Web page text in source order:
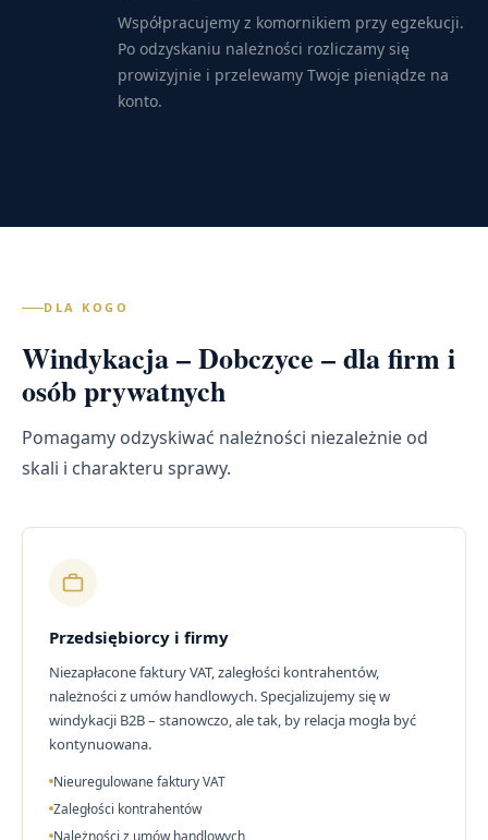
Współpracujemy z komornikiem przy egzekucji.
Po odzyskaniu należności rozliczamy się
prowizyjnie i przelewamy Twoje pieniądze na
konto.
DLA KOGO
Windykacja – Dobczyce – dla firm i
osób prywatnych
Pomagamy odzyskiwać należności niezależnie od
skali i charakteru sprawy.
Przedsiębiorcy i firmy
Niezapłacone faktury VAT, zaległości kontrahentów,
należności z umów handlowych. Specjalizujemy się w
windykacji B2B – stanowczo, ale tak, by relacja mogła być
kontynuowana.
Nieuregulowane faktury VAT
Zaległości kontrahentów